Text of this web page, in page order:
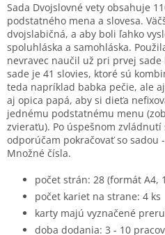
Sada Dvojslovné vety obsahuje
podstatného mena a slovesa.
dvojslabičná, a aby boli ľahko
spoluhláska a samohláska.
nevravec naučil už pri prvej sade
sade je 41 slovies, ktoré sú
teda napríklad babka pečie, ale
aj opica papá, aby si dieťa
jednému podstatnému menu
zvieraťu). Po úspešnom zvládnutí
odporúčam pokračovať so sadou
Množné čísla.
počet strán: 28 (formát A4,
počet kariet na strane: 4 ks
karty majú vyznačené
doba dodania: 3 - 10